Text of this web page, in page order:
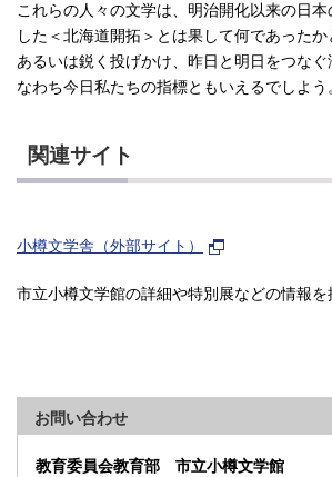
これらの人々の文学は、明治開化以来の日
した＜北海道開拓＞とは果して何であった
あるいは鋭く投げかけ、昨日と明日をつな
なわち今日私たちの指標ともいえるでしよう。
関連サイト
小樽文学舎（外部サイト）
市立小樽文学館の詳細や特別展などの情報を
お問い合わせ
教育委員会教育部 市立小樽文学館